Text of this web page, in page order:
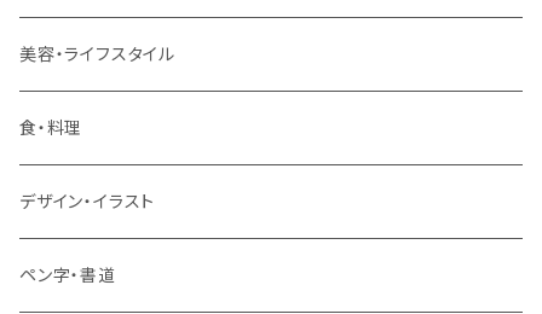
管理職
階層共通
パッケージプラン
美容・ライフスタイル
食・料理
デザイン・イラスト
ペン字・書道